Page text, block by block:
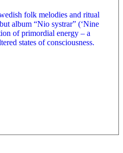
folk melodies and ritual
album “Nio systrar” (‘Nine
of primordial energy – a
states of consciousness.